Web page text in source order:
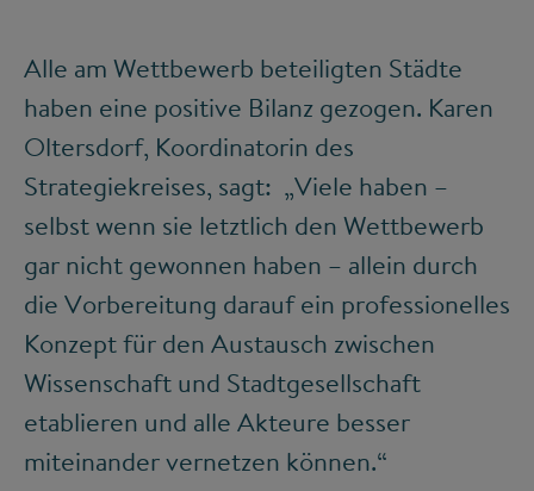
Alle am Wettbewerb beteiligten Städte
haben eine positive Bilanz gezogen. Karen
Oltersdorf, Koordinatorin des
Strategiekreises, sagt: „Viele haben –
selbst wenn sie letztlich den Wettbewerb
gar nicht gewonnen haben – allein durch
die Vorbereitung darauf ein professionelles
Konzept für den Austausch zwischen
Wissenschaft und Stadtgesellschaft
etablieren und alle Akteure besser
miteinander vernetzen können.“